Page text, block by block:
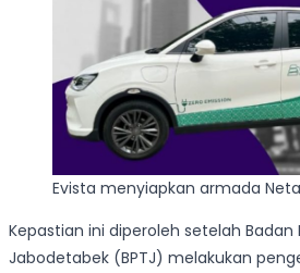
Evista menyiapkan armada
Kepastian ini diperoleh setelah Badan
Jabodetabek (BPTJ) melakukan